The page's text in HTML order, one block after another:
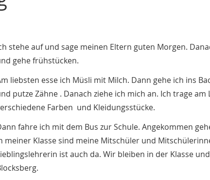
stehe auf und sage meinen Eltern guten Morgen.
gehe frühstücken.
liebsten esse ich Müsli mit Milch. Dann gehe ich ins
putze Zähne . Danach ziehe ich mich an. Ich trage am
Farben und Kleidungsstücke.
fahre ich mit dem Bus zur Schule. Angekommen
meiner Klasse sind meine Mitschüler und
ist auch da. Wir bleiben in der Klasse